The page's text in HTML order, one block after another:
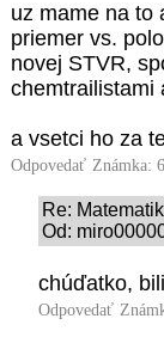
uz mame na to
priemer vs.
novej STVR,
chemtrailistami
a vsetci ho za
Odpovedať Známka:
Re:
Od:
chúďatko,
Odpovedať